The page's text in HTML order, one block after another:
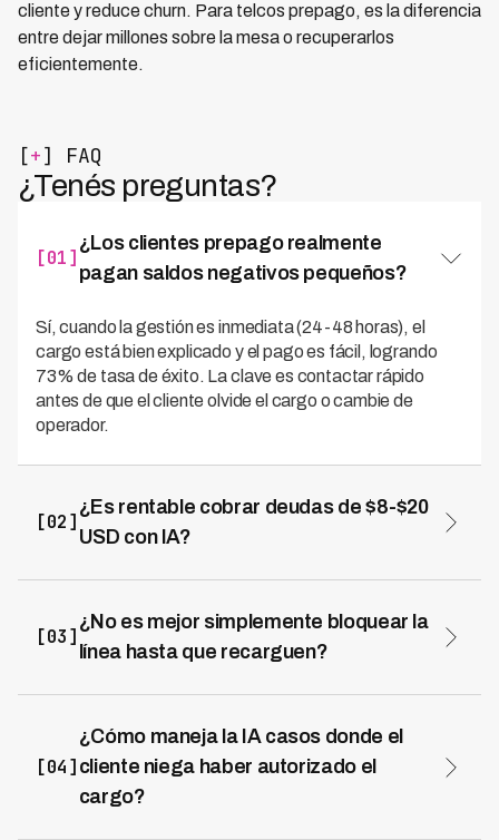
cliente y reduce churn. Para telcos prepago, es la diferencia
entre dejar millones sobre la mesa o recuperarlos
eficientemente.
[+] FAQ
¿Tenés preguntas?
[01]
¿Los clientes prepago realmente
pagan saldos negativos pequeños?
Sí, cuando la gestión es inmediata (24-48 horas), el
cargo está bien explicado y el pago es fácil, logrando
73% de tasa de éxito. La clave es contactar rápido
antes de que el cliente olvide el cargo o cambie de
operador.
[02]
¿Es rentable cobrar deudas de $8-$20
USD con IA?
USD). Con recuperación del 73%, el margen neto es
positivo mientras gestión humana genera pérdidas.
[03]
¿No es mejor simplemente bloquear la
línea hasta que recarguen?
73% de saldos y retienes 70% de clientes que
generarán ARPU futuro.
[04]
¿Cómo maneja la IA casos donde el
cliente niega haber autorizado el
cargo?